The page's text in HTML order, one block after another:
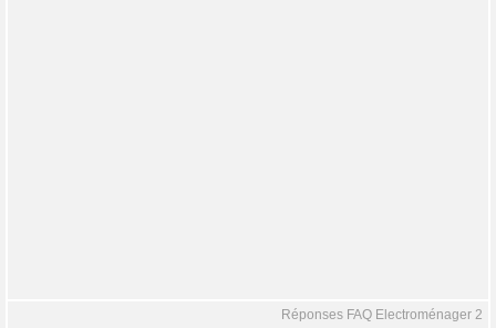
Réponses FAQ Electroménager 2